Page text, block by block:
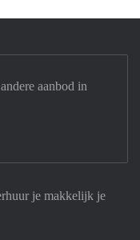
je makkelijk je
aanbod in